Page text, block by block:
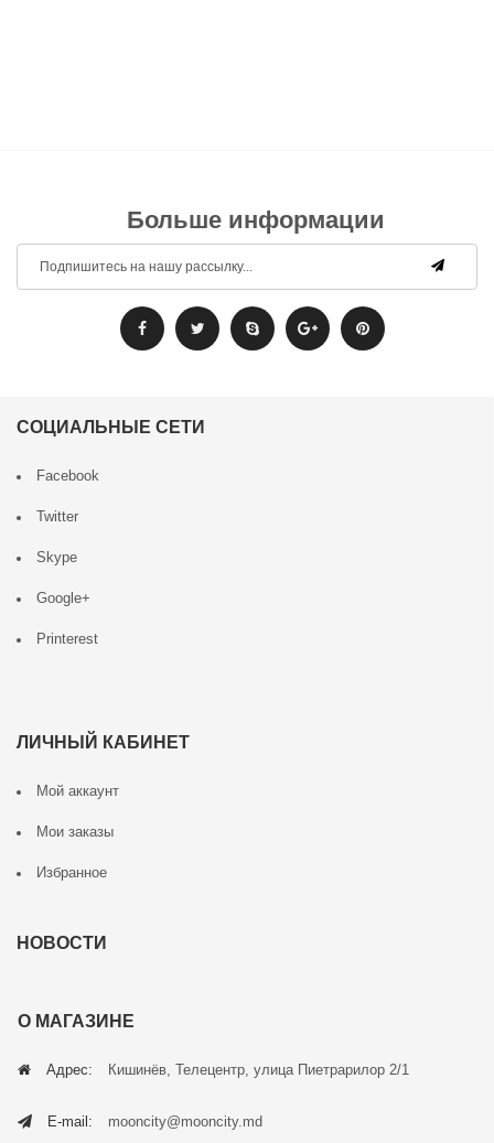
Больше информации
СОЦИАЛЬНЫЕ СЕТИ
Facebook
Twitter
Skype
Google+
Printerest
ЛИЧНЫЙ КАБИНЕТ
Мой аккаунт
Мои заказы
Избранное
НОВОСТИ
О МАГАЗИНЕ
Адрес: Кишинёв, Телецентр, улица Пиетрарилор 2/1
E-mail: mooncity@mooncity.md